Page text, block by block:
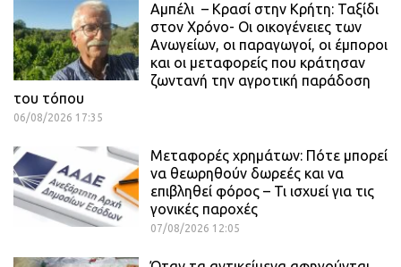
Αμπέλι – Κρασί στην Κρήτη: Ταξίδι
στον Χρόνο- Οι οικογένειες των
Ανωγείων, οι παραγωγοί, οι έμποροι
και οι μεταφορείς που κράτησαν
ζωντανή την αγροτική παράδοση
του τόπου
06/08/2026 17:35
Μεταφορές χρημάτων: Πότε μπορεί
να θεωρηθούν δωρεές και να
επιβληθεί φόρος – Τι ισχυεί για τις
γονικές παροχές
07/08/2026 12:05